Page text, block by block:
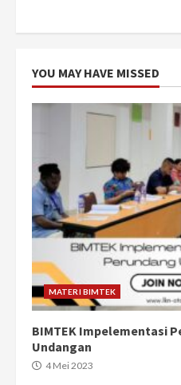
YOU MAY HAVE MISSED
MATERI BIMTEK
BIMTEK Impelementasi
Undangan
4 Mei 2023